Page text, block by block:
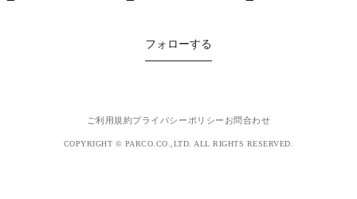
フォローする
ご利用規約プライバシーポリシー お問合わせ
COPYRIGHT © PARCO.CO.,LTD. ALL RIGHTS RESERVED.